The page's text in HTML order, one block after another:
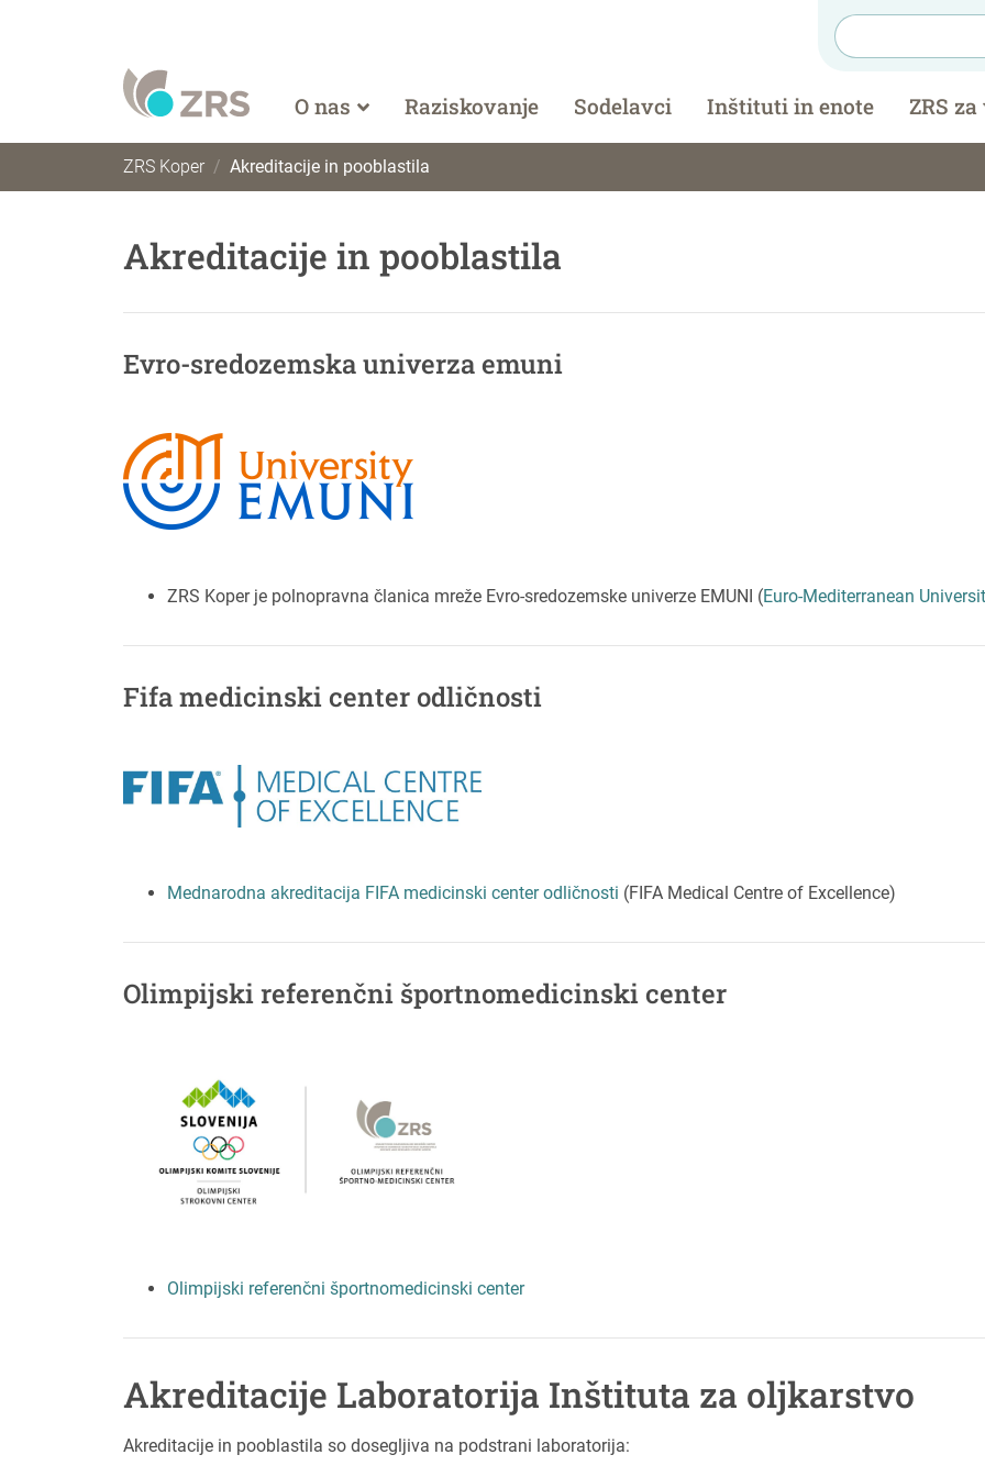
O nas Raziskovanje Sodelavci Inštituti in enote ZRS
ZRS Koper Akreditacije in pooblastila
Akreditacije in pooblastila
Evro-sredozemska univerza emuni
ZRS Koper je polnopravna članica mreže Evro-sredozemske univerze EMUNI (Euro-Mediterranean
Fifa medicinski center odličnosti
Mednarodna akreditacija FIFA medicinski center odličnosti (FIFA Medical Centre of Excellence)
Olimpijski referenčni športnomedicinski center
Olimpijski referenčni športnomedicinski center
Akreditacije Laboratorija Inštituta za oljkarstvo
Akreditacije in pooblastila so dosegljiva na podstrani laboratorija: